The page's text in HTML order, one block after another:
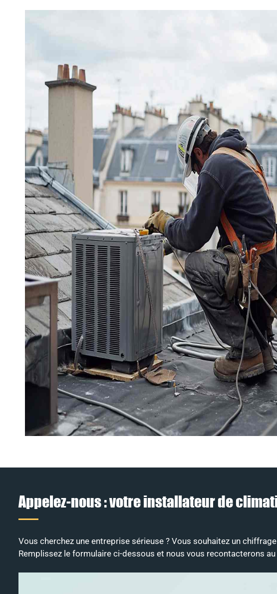
Appelez-nous : votre installateur de
Vous cherchez une entreprise sérieuse ? Vous souhaitez un
Remplissez le formulaire ci-dessous et nous vous recontacterons au